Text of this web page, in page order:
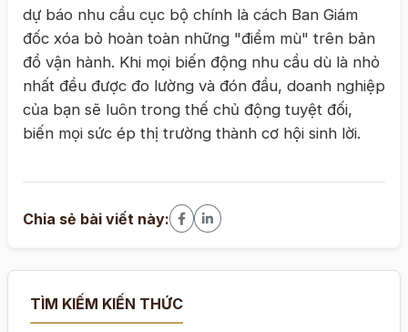
dự báo nhu cầu cục bộ chính là cách Ban Giám
đốc xóa bỏ hoàn toàn những "điểm mù" trên bản
đồ vận hành. Khi mọi biến động nhu cầu dù là nhỏ
nhất đều được đo lường và đón đầu, doanh nghiệp
của bạn sẽ luôn trong thế chủ động tuyệt đối,
biến mọi sức ép thị trường thành cơ hội sinh lời.
Chia sẻ bài viết này:
TÌM KIẾM KIẾN THỨC